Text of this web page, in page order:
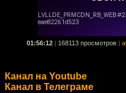
01:56:12 168113 просмотров
Канал на Youtube
Канал в Телеграме